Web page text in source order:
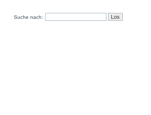
Suche nach: